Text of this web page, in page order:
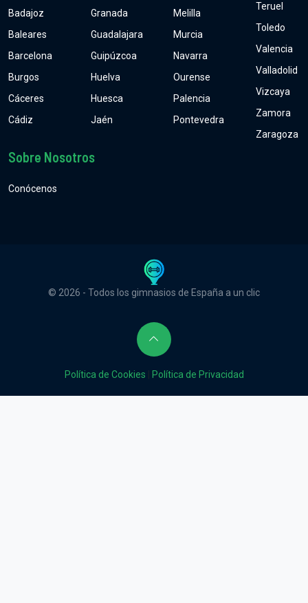
Badajoz
Baleares
Barcelona
Burgos
Cáceres
Cádiz
Granada
Guadalajara
Guipúzcoa
Huelva
Huesca
Jaén
Melilla
Murcia
Navarra
Ourense
Palencia
Pontevedra
Teruel
Toledo
Valencia
Valladolid
Vizcaya
Zamora
Zaragoza
Sobre Nosotros
Conócenos
© 2026 - Todos los gimnasios de España a un clic
Política de Cookies Política de Privacidad